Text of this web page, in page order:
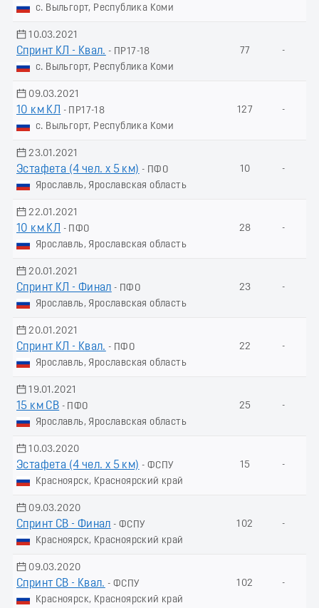
с. Выльгорт, Республика Коми
10.03.2021
Спринт КЛ - Квал. - ПР17-18
с. Выльгорт, Республика Коми
77 -
09.03.2021
10 км КЛ
- ПР17-18
с. Выльгорт, Республика Коми
127 -
23.01.2021
Эстафета (4 чел. х 5 км) - ПФО
Ярославль, Ярославская область
10 -
22.01.2021
10 км КЛ
- ПФО
Ярославль, Ярославская область
28 -
20.01.2021
Спринт КЛ - Финал - ПФО
Ярославль, Ярославская область
23 -
20.01.2021
Спринт КЛ - Квал. - ПФО
Ярославль, Ярославская область
22 -
19.01.2021
15 км СВ - ПФО
Ярославль, Ярославская область
25 -
10.03.2020
Эстафета (4 чел. х 5 км) - ФСПУ
Красноярск, Красноярский край
15 -
09.03.2020
Спринт СВ - Финал - ФСПУ
Красноярск, Красноярский край
102 -
09.03.2020
Спринт СВ - Квал. - ФСПУ
Красноярск, Красноярский край
102 -